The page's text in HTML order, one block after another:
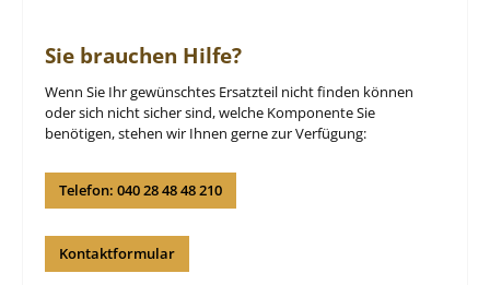
Sie brauchen Hilfe?
Wenn Sie Ihr gewünschtes Ersatzteil nicht finden können
oder sich nicht sicher sind, welche Komponente Sie
benötigen, stehen wir Ihnen gerne zur Verfügung:
Telefon: 040 28 48 48 210
Kontaktformular